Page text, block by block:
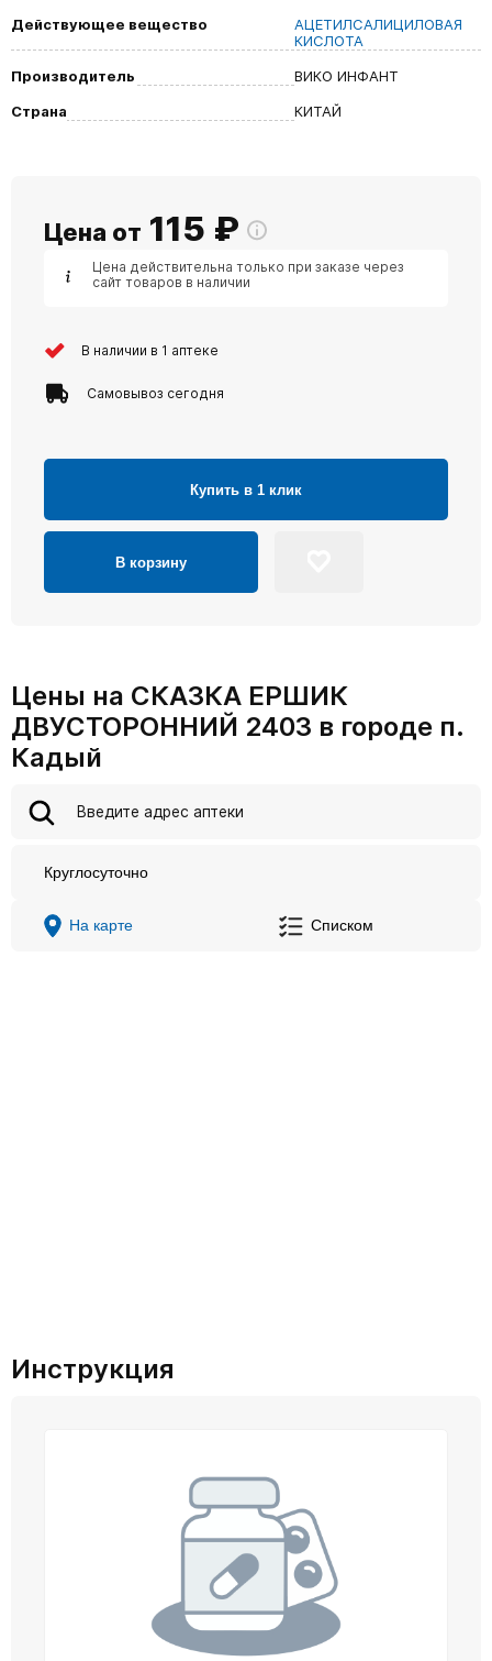
Действующее вещество
АЦЕТИЛСАЛИЦИЛОВАЯ
КИСЛОТА
Производитель
ВИКО ИНФАНТ
Страна
КИТАЙ
Цена от 115 ₽
Цена действительна только при заказе через
сайт товаров в наличии
В наличии в 1 аптеке
Самовывоз сегодня
Купить в 1 клик
В корзину
Цены на СКАЗКА ЕРШИК
ДВУСТОРОННИЙ 2403 в городе п.
Кадый
Круглосуточно
На карте Списком
Инструкция